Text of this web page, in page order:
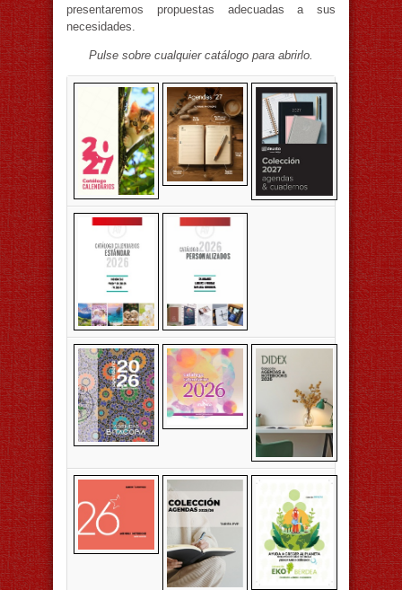
presentaremos propuestas adecuadas a sus
necesidades.
Pulse sobre cualquier catálogo para abrirlo.